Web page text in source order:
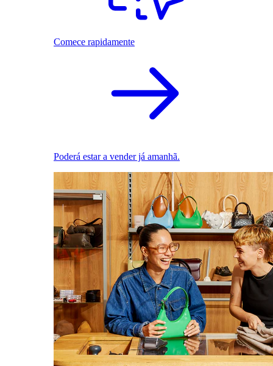
Comece rapidamente
Poderá estar a vender já amanhã.